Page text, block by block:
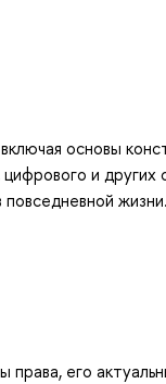
основы
и
жизни.
права, его